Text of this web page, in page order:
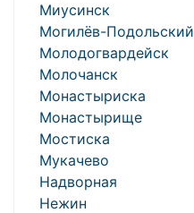
Миусинск
Могилёв-Подольский
Молодогвардейск
Молочанск
Монастыриска
Монастырище
Мостиска
Мукачево
Надворная
Нежин